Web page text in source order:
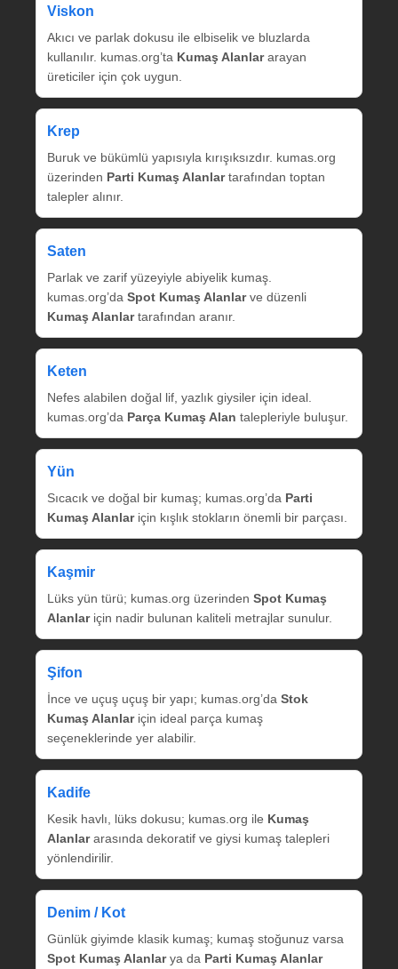
Viskon
Akıcı ve parlak dokusu ile elbiselik ve bluzlarda
kullanılır. kumas.org’ta Kumaş Alanlararayan
üreticiler için çok uygun.
Krep
Buruk ve bükümlü yapısıyla kırışıksızdır. kumas.org
üzerinden Parti Kumaş Alanlartarafından toptan
talepler alınır.
Saten
Parlak ve zarif yüzeyiyle abiyelik kumaş.
kumas.org’da Spot Kumaş Alanlarve düzenli
Kumaş Alanlartarafından aranır.
Keten
Nefes alabilen doğal lif, yazlık giysiler için ideal.
kumas.org’da Parça Kumaş Alan talepleriyle buluşur.
Yün
Sıcacık ve doğal bir kumaş; kumas.org’da Parti
Kumaş Alanlariçin kışlık stokların önemli bir parçası.
Kaşmir
Lüks yün türü; kumas.org üzerinden Spot Kumaş
Alanlariçin nadir bulunan kaliteli metrajlar sunulur.
Şifon
İnce ve uçuş uçuş bir yapı; kumas.org’da Stok
Kumaş Alanlariçin ideal parça kumaş
seçeneklerinde yer alabilir.
Kadife
Kesik havlı, lüks dokusu; kumas.org ile Kumaş
Alanlararasında dekoratif ve giysi kumaş talepleri
yönlendirilir.
Denim / Kot
Günlük giyimde klasik kumaş; kumaş stoğunuz varsa
Spot Kumaş Alanlarya da Parti Kumaş Alanlar